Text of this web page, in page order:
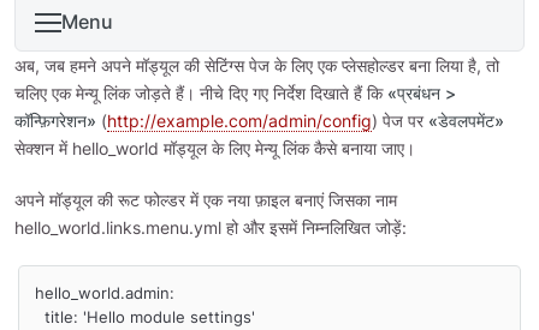
Menu
अब, जब हमने अपने मॉड्यूल की सेटिंग्स पेज के लिए एक प्लेसहोल्डर बना लिया है, तो
चलिए एक मेन्यू लिंक जोड़ते हैं। नीचे दिए गए निर्देश दिखाते हैं कि «प्रबंधन >
कॉन्फ़िगरेशन» (http://example.com/admin/config) पेज पर «डेवलपमेंट»
सेक्शन में hello_world मॉड्यूल के लिए मेन्यू लिंक कैसे बनाया जाए।
अपने मॉड्यूल की रूट फोल्डर में एक नया फ़ाइल बनाएं जिसका नाम
hello_world.links.menu.yml हो और इसमें निम्नलिखित जोड़ें:
hello_world.admin: